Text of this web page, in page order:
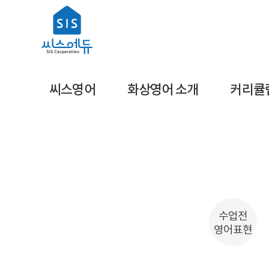
씨스영어 화상영어 소개 커리큘
수업전
영어표현